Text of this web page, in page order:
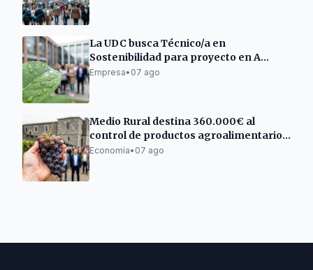
La UDC busca Técnico/a en
Sostenibilidad para proyecto en A
Mariña Lucense
Empresa• 07 ago
Medio Rural destina 360.000€ al
control de productos agroalimentarios
gallegos
Economía• 07 ago